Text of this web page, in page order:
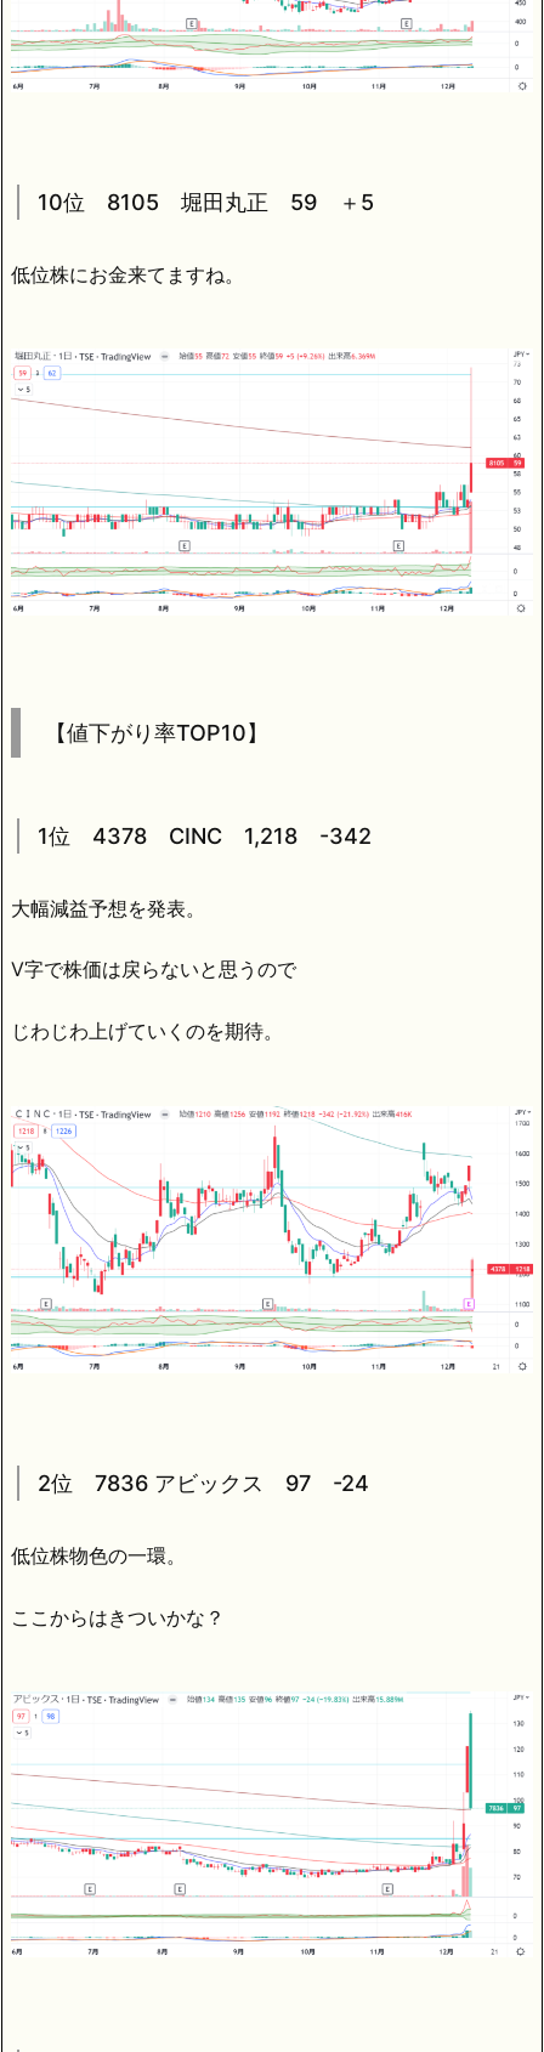
10位 8105 堀田丸正 59 ＋5
低位株にお金来てますね。
【値下がり率TOP10】
1位 4378 CINC 1,218 -342
大幅減益予想を発表。
V字で株価は戻らないと思うので
じわじわ上げていくのを期待。
2位 7836 アビックス 97 -24
低位株物色の一環。
ここからはきついかな？